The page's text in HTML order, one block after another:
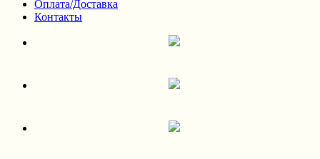
Оплата/Доставка
Контакты